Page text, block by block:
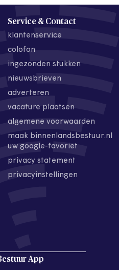
Service & Contact
klantenservice
colofon
ingezonden stukken
nieuwsbrieven
adverteren
vacature plaatsen
algemene voorwaarden
maak binnenlandsbestuur.nl
uw google-favoriet
privacy statement
privacyinstellingen
App